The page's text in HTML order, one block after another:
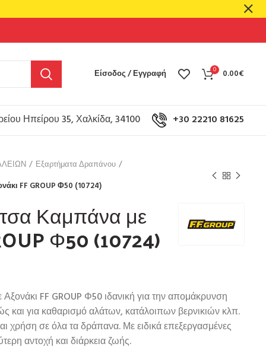
Είσοδος / Εγγραφή 0 0.00€
Ηπείρου 35, Χαλκίδα, 34100 +30 22210 81625
Εξαρτήματα Δραπάνου
FF GROUP Φ50 (10724)
Καμπάνα με
Φ50 (10724)
FF GROUP Φ50 ιδανική για την απομάκρυνση
και για καθαρισμό αλάτων, κατάλοιπων βερνικιών κλπ.
χρήση σε όλα τα δράπανα. Με ειδικά επεξεργασμένες
αντοχή και διάρκεια ζωής.